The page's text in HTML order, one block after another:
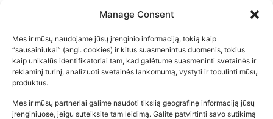
Manage Consent
Mes ir mūsų naudojame jūsų įrenginio informaciją, tokią kaip
“sausainiukai” (angl. cookies) ir kitus suasmenintus duomenis, tokius
kaip unikalūs identifikatoriai tam, kad galėtume suasmeninti svetainės ir
reklaminį turinį, analizuoti svetainės lankomumą, vystyti ir tobulinti mūsų
produktus.
Mes ir mūsų partneriai galime naudoti tikslią geografinę informaciją jūsų
įrenginiuose, jeigu suteiksite tam leidimą. Galite patvirtinti savo sutikimą